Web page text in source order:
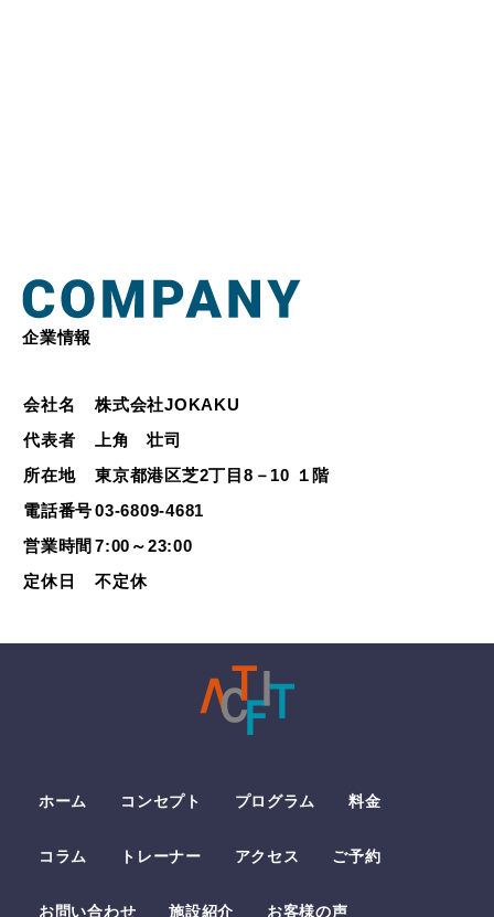
企業情報
会社名
株式会社JOKAKU
代表者
上角 壮司
所在地
東京都港区芝2丁目8－10 １階
電話番号03-6809-4681
営業時間 7:00～23:00
定休日
不定休
ホーム コンセプト プログラム 料金
コラム トレーナー アクセス ご予約
お問い合わせ 施設紹介 お客様の声